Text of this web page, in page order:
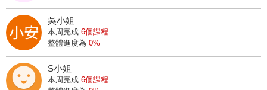
吳小姐
本周完成 6個課程
整體進度為 0%
S小姐
本周完成 6個課程
36天前
7小姐
正在上 獵股快手APP：大量K線幫你找好當沖買點
40天前
許小姐
正在上 獵股快手APP：大量K線幫你找好當沖買點